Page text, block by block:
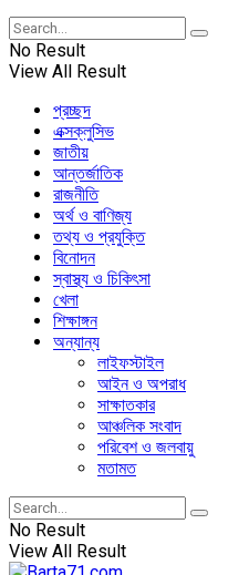
No Result
View All Result
প্রচ্ছদ
এক্সক্লুসিভ
জাতীয়
আন্তর্জাতিক
রাজনীতি
অর্থ ও বাণিজ্য
তথ্য ও প্রযুক্তি
বিনোদন
স্বাস্থ্য ও চিকিৎসা
খেলা
শিক্ষাঙ্গন
অন্যান্য
লাইফস্টাইল
আইন ও অপরাধ
সাক্ষাতকার
আঞ্চলিক সংবাদ
পরিবেশ ও জলবায়ু
মতামত
No Result
View All Result